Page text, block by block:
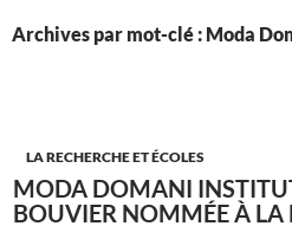
Archives par mot-clé : Moda
LA RECHERCHE ET ÉCOLES
MODA DOMANI
BOUVIER NOMMÉE À LA